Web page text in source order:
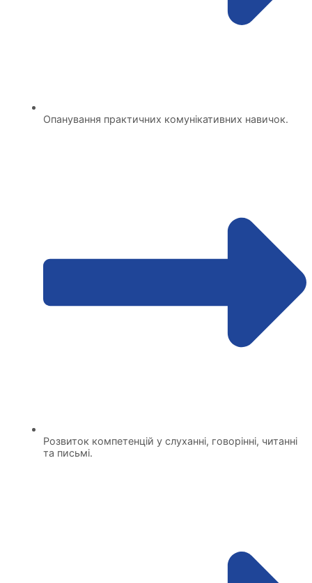
Опанування практичних комунікативних навичок.
Розвиток компетенцій у слуханні, говорінні, читанні
та письмі.